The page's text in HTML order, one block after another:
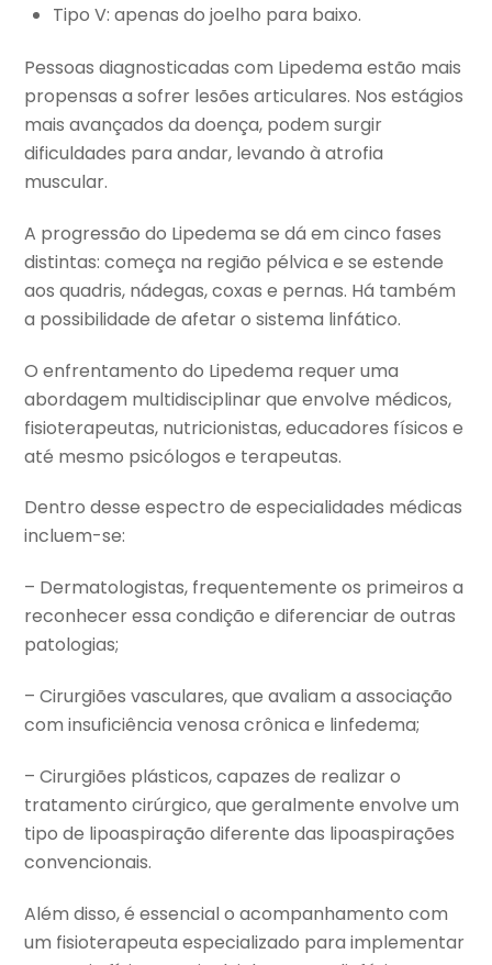
Tipo V: apenas do joelho para baixo.
Pessoas diagnosticadas com Lipedema estão mais
propensas a sofrer lesões articulares. Nos estágios
mais avançados da doença, podem surgir
dificuldades para andar, levando à atrofia
muscular.
A progressão do Lipedema se dá em cinco fases
distintas: começa na região pélvica e se estende
aos quadris, nádegas, coxas e pernas. Há também
a possibilidade de afetar o sistema linfático.
O enfrentamento do Lipedema requer uma
abordagem multidisciplinar que envolve médicos,
fisioterapeutas, nutricionistas, educadores físicos e
até mesmo psicólogos e terapeutas.
Dentro desse espectro de especialidades médicas
incluem-se:
– Dermatologistas, frequentemente os primeiros a
reconhecer essa condição e diferenciar de outras
patologias;
– Cirurgiões vasculares, que avaliam a associação
com insuficiência venosa crônica e linfedema;
– Cirurgiões plásticos, capazes de realizar o
tratamento cirúrgico, que geralmente envolve um
tipo de lipoaspiração diferente das lipoaspirações
convencionais.
Além disso, é essencial o acompanhamento com
um fisioterapeuta especializado para implementar